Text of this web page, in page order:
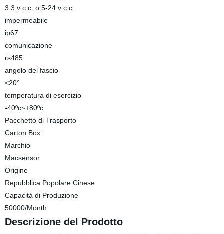
3.3 v c.c. o 5-24 v c.c.
impermeabile
ip67
comunicazione
rs485
angolo del fascio
<20°
temperatura di esercizio
-40ºc~+80ºc
Pacchetto di Trasporto
Carton Box
Marchio
Macsensor
Origine
Repubblica Popolare Cinese
Capacità di Produzione
50000/Month
Descrizione del Prodotto